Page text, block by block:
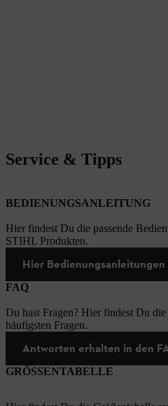
Service & Tipps
BEDIENUNGSANLEITUNG
Hier findest Du die passende
STIHL Produkten.
Hier Bedienungsanleitungen
FAQ
Du hast Fragen? Hier findest Du
häufigsten Fragen.
Antworten erhalten in den
GRÖSSENTABELLE